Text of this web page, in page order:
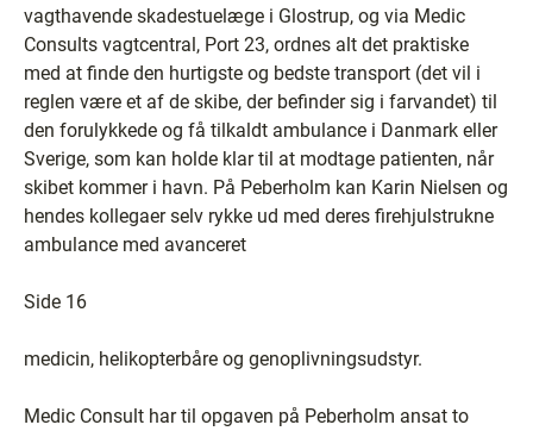
vagthavende skadestuelæge i Glostrup, og via Medic
Consults vagtcentral, Port 23, ordnes alt det praktiske
med at finde den hurtigste og bedste transport (det vil i
reglen være et af de skibe, der befinder sig i farvandet) til
den forulykkede og få tilkaldt ambulance i Danmark eller
Sverige, som kan holde klar til at modtage patienten, når
skibet kommer i havn. På Peberholm kan Karin Nielsen og
hendes kollegaer selv rykke ud med deres firehjulstrukne
ambulance med avanceret
Side 16
medicin, helikopterbåre og genoplivningsudstyr.
Medic Consult har til opgaven på Peberholm ansat to